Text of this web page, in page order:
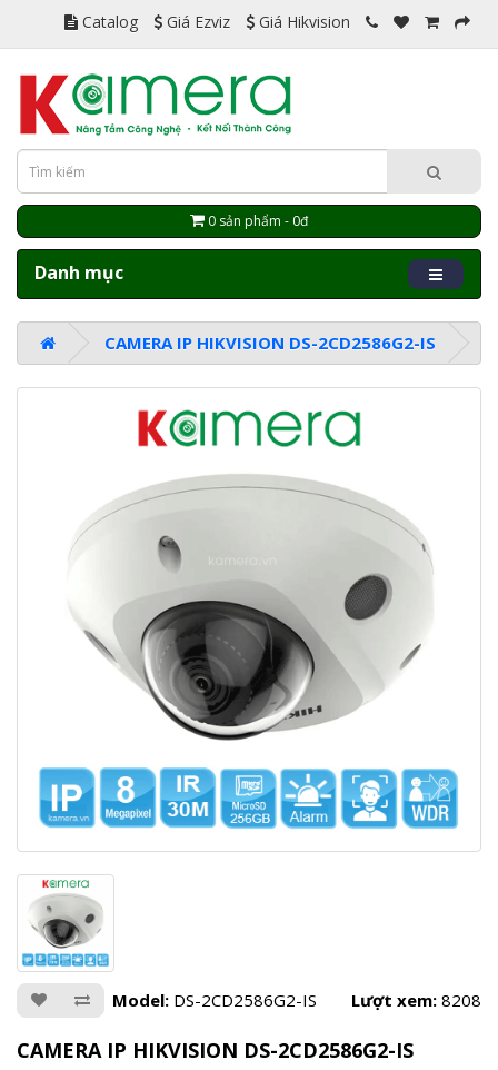
Catalog Giá Ezviz Giá Hikvision
0 sản phẩm - 0đ
Danh mục
CAMERA IP HIKVISION DS-2CD2586G2-IS
Model: DS-2CD2586G2-IS Lượt xem: 8208
CAMERA IP HIKVISION DS-2CD2586G2-IS